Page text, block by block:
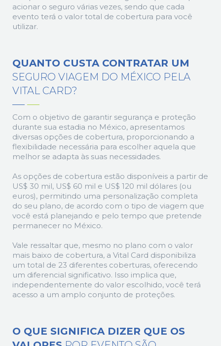
acionar o seguro várias vezes, sendo que cada
evento terá o valor total de cobertura para você
utilizar.
QUANTO CUSTA CONTRATAR UM
SEGURO VIAGEM DO MÉXICO PELA
VITAL CARD?
Com o objetivo de garantir segurança e proteção
durante sua estadia no México, apresentamos
diversas opções de cobertura, proporcionando a
flexibilidade necessária para escolher aquela que
melhor se adapta às suas necessidades.
As opções de cobertura estão disponíveis a partir de
US$ 30 mil, US$ 60 mil e US$ 120 mil dólares (ou
euros), permitindo uma personalização completa
do seu plano, de acordo com o tipo de viagem que
você está planejando e pelo tempo que pretende
permanecer no México.
Vale ressaltar que, mesmo no plano com o valor
mais baixo de cobertura, a Vital Card disponibiliza
um total de 23 diferentes coberturas, oferecendo
um diferencial significativo. Isso implica que,
independentemente do valor escolhido, você terá
acesso a um amplo conjunto de proteções.
O QUE SIGNIFICA DIZER QUE OS